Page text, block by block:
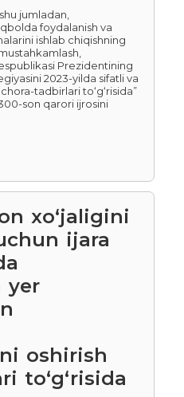
jumladan,
foydalanish va
ishlab chiqishning
Prezidentining
2023-yilda sifatli va
tadbirlari to‘g‘risida”
son qarori ijrosini
xo‘jaligini
ijara
yer
oshirish
to‘g‘risida